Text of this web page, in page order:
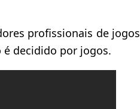
profissionais de jogos
decidido por jogos.